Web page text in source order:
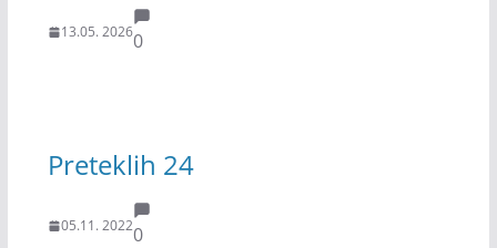
13.05. 20260
Preteklih 24
05.11. 20220